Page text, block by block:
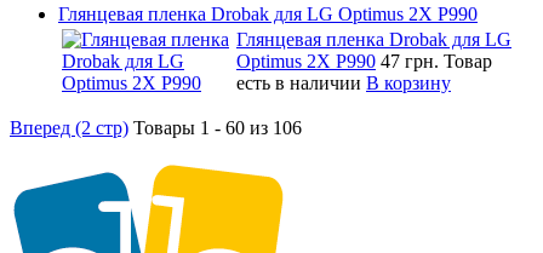
Глянцевая пленка Drobak для LG Optimus 2X P990
Глянцевая пленка Drobak для LG
Optimus 2X P990 47 грн. Товар
есть в наличии В корзину
Вперед (2 стр) Товары 1 - 60 из 106